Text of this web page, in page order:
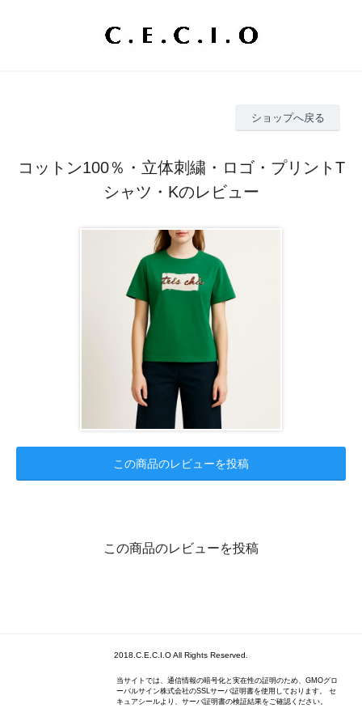
ショップへ戻る
コットン100％・立体刺繍・ロゴ・プリントT
シャツ・Kのレビュー
この商品のレビューを投稿
この商品のレビューを投稿
2018.C.E.C.I.O All Rights Reserved.
当サイトでは、通信情報の暗号化と実在性の証明のため、GMOグロ
ーバルサイン株式会社のSSLサーバ証明書を使用しております。 セ
キュアシールより、サーバ証明書の検証結果をご確認ください。